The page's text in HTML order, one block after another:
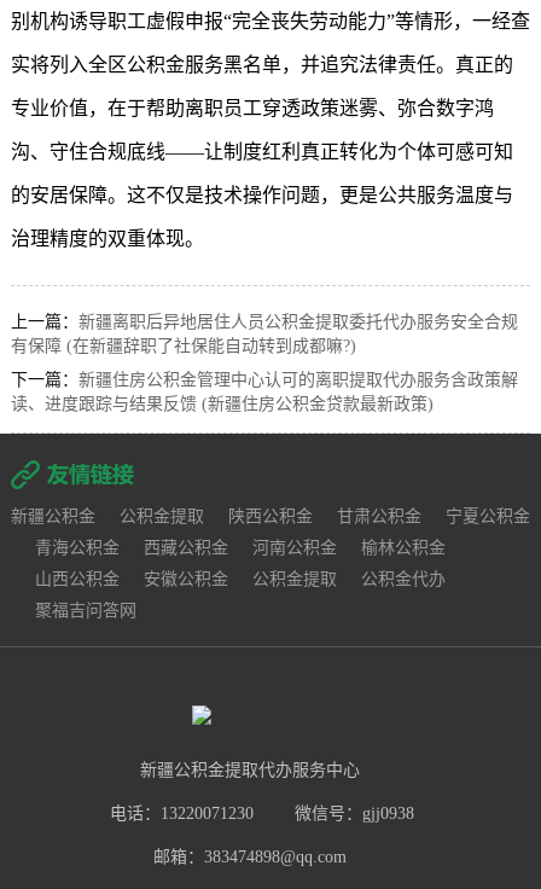
别机构诱导职工虚假申报“完全丧失劳动能力”等情形，一经查
实将列入全区公积金服务黑名单，并追究法律责任。真正的
专业价值，在于帮助离职员工穿透政策迷雾、弥合数字鸿
沟、守住合规底线——让制度红利真正转化为个体可感可知
的安居保障。这不仅是技术操作问题，更是公共服务温度与
治理精度的双重体现。
上一篇： 新疆离职后异地居住人员公积金提取委托代办服务安全合规
有保障 (在新疆辞职了社保能自动转到成都嘛?)
下一篇： 新疆住房公积金管理中心认可的离职提取代办服务含政策解
读、进度跟踪与结果反馈 (新疆住房公积金贷款最新政策)
新疆公积金 公积金提取 陕西公积金 甘肃公积金
宁夏公积金
青海公积金
西藏公积金 河南公积金
榆林公积金
山西公积金
安徽公积金 公积金提取
公积金代办
聚福吉问答网
新疆公积金提取代办服务中心
电话：13220071230 微信号：gjj0938
邮箱：383474898@qq.com